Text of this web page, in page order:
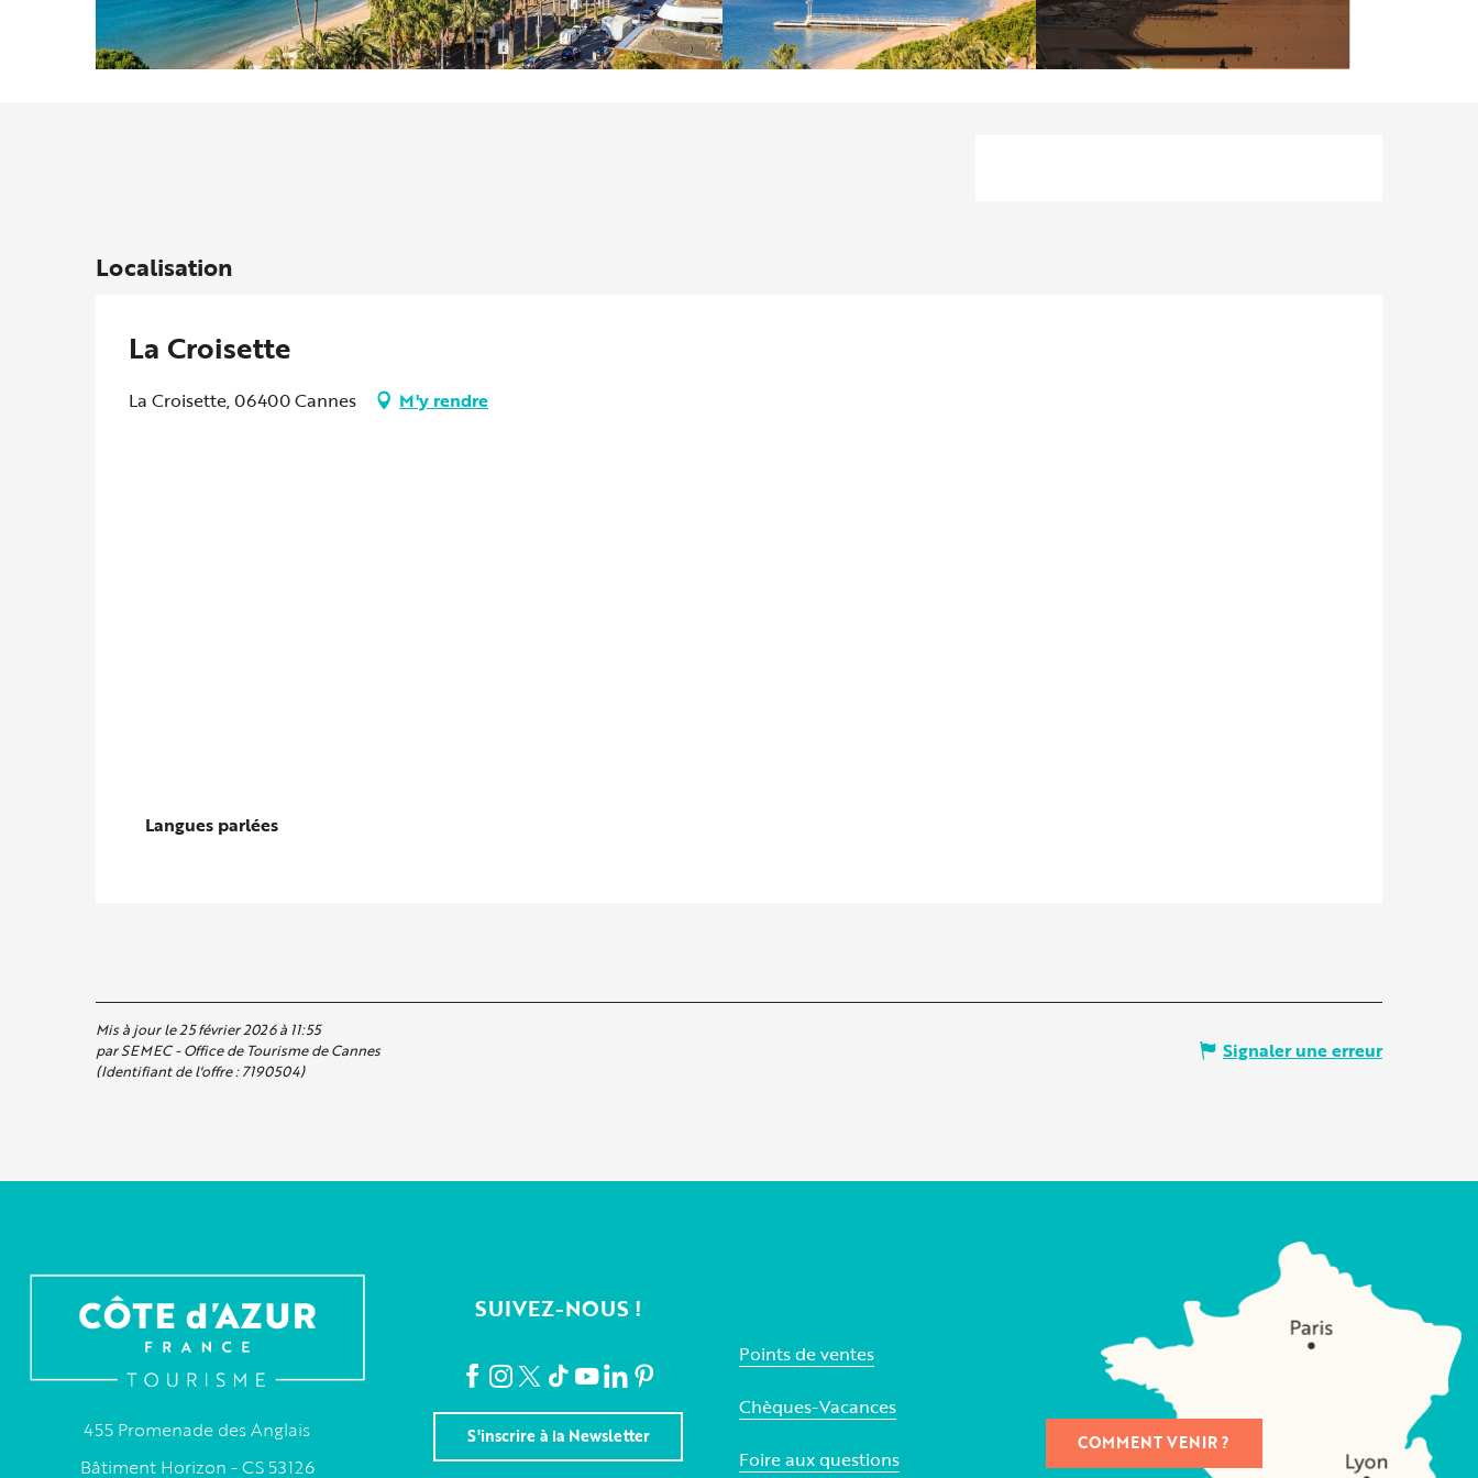
Localisation
La Croisette
La Croisette, 06400 Cannes M'y rendre
Langues parlées
Langues parlées
Mis à jour le 25 février 2026 à 11:55
par SEMEC - Office de Tourisme de Cannes
(Identifiant de l'offre :7190504)
Signaler une erreur
455 Promenade des Anglais
Bâtiment Horizon - CS 53126
SUIVEZ-NOUS !
S'inscrire à la Newsletter
Points de ventes
Chèques-Vacances
Foire aux questions
COMMENT VENIR ?